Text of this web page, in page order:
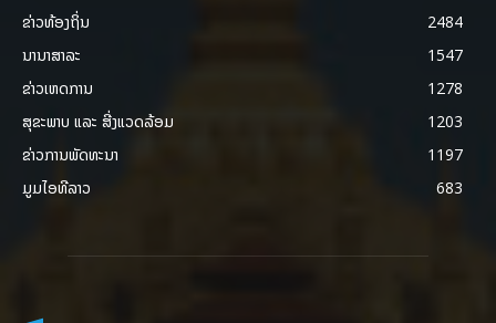
ຂ່າວທ້ອງຖິ່ນ
2484
ນານາສາລະ
1547
ຂ່າວເຫດການ
1278
ສຸຂະພາບ ແລະ ສີ່ງແວດລ້ອມ
1203
ຂ່າວການພັດທະນາ
1197
ມູມໄອທີລາວ
683